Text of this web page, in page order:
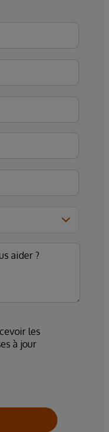
les
à jour